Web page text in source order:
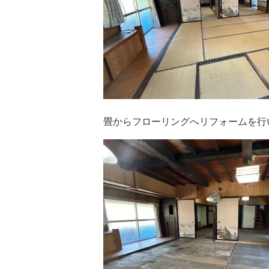
畳からフローリングへリフォームを